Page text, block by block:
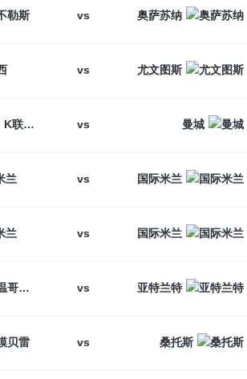
勒斯 vs 奥萨苏纳
vs 尤文图斯
K联赛全明星 vs 曼城
兰 vs 国际米兰
兰 vs 国际米兰
华白浪 vs 亚特兰特
贝雷 vs 桑托斯